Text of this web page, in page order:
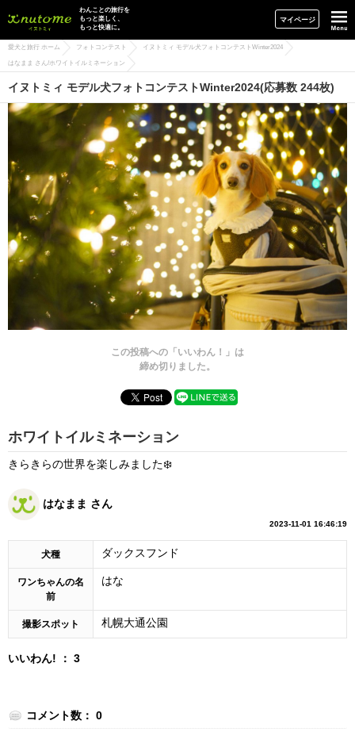
イヌトミィ
わんことの旅行を
もっと楽しく、
もっと快適に。
マイページ
愛犬と旅行 ホーム フォトコンテスト イヌトミィ モデル犬フォトコンテストWinter2024
はなまま さん/ホワイトイルミネーション
イヌトミィ モデル犬フォトコンテストWinter2024(応募数 244枚)
この投稿への「いいわん！」は
締め切りました。
ホワイトイルミネーション
きらきらの世界を楽しみました❄️
はなまま さん
2023-11-01 16:46:19
犬種 ダックスフンド
ワンちゃんの名
前
はな
撮影スポット 札幌大通公園
いいわん! ： 3
コメント数： 0